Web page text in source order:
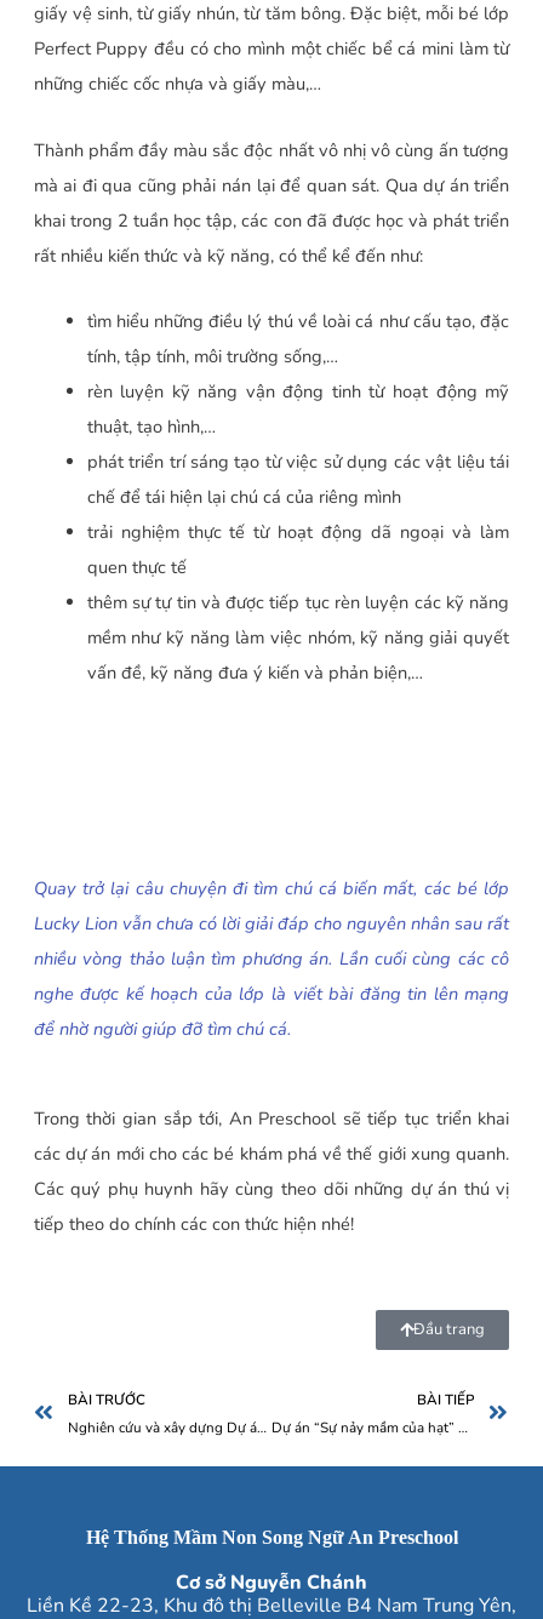
giấy vệ sinh, từ giấy nhún, từ tăm bông. Đặc biệt, mỗi bé lớp
Perfect Puppy đều có cho mình một chiếc bể cá mini làm từ
những chiếc cốc nhựa và giấy màu,…
Thành phẩm đầy màu sắc độc nhất vô nhị vô cùng ấn tượng
mà ai đi qua cũng phải nán lại để quan sát. Qua dự án triển
khai trong 2 tuần học tập, các con đã được học và phát triển
rất nhiều kiến thức và kỹ năng, có thể kể đến như:
tìm hiểu những điều lý thú về loài cá như cấu tạo, đặc
tính, tập tính, môi trường sống,…
rèn luyện kỹ năng vận động tinh từ hoạt động mỹ
thuật, tạo hình,…
phát triển trí sáng tạo từ việc sử dụng các vật liệu tái
chế để tái hiện lại chú cá của riêng mình
trải nghiệm thực tế từ hoạt động dã ngoại và làm
quen thực tế
thêm sự tự tin và được tiếp tục rèn luyện các kỹ năng
mềm như kỹ năng làm việc nhóm, kỹ năng giải quyết
vấn đề, kỹ năng đưa ý kiến và phản biện,…
Quay trở lại câu chuyện đi tìm chú cá biến mất, các bé lớp
Lucky Lion vẫn chưa có lời giải đáp cho nguyên nhân sau rất
nhiều vòng thảo luận tìm phương án. Lần cuối cùng các cô
nghe được kế hoạch của lớp là viết bài đăng tin lên mạng
để nhờ người giúp đỡ tìm chú cá.
Trong thời gian sắp tới, An Preschool sẽ tiếp tục triển khai
các dự án mới cho các bé khám phá về thế giới xung quanh.
Các quý phụ huynh hãy cùng theo dõi những dự án thú vị
tiếp theo do chính các con thức hiện nhé!
Đầu trang
BÀI TRƯỚC
Nghiên cứu và xây dựng Dự án “Chiếc lá” cùng lớp Perfect Puppy – Mầm non Song ngữ An
BÀI TIẾP
Dự án “Sự nảy mầm của hạt” – Giải mã bí mật, khai phóng tư duy
Hệ Thống Mầm Non Song Ngữ An Preschool
Cơ sở Nguyễn Chánh
Liền Kề 22-23, Khu đô thị Belleville B4 Nam Trung Yên,